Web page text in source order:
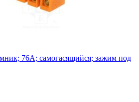
76А; самогасящийся; зажим под